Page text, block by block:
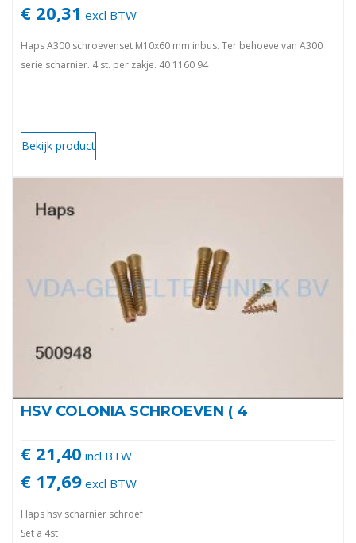
€ 20,31 excl BTW
Haps A300 schroevenset M10x60 mm inbus. Ter behoeve van A300
serie scharnier. 4 st. per zakje. 40 1160 94
Bekijk product
HSV COLONIA SCHROEVEN ( 4
€ 21,40 incl BTW
€ 17,69 excl BTW
Haps hsv scharnier schroef
Set a 4st